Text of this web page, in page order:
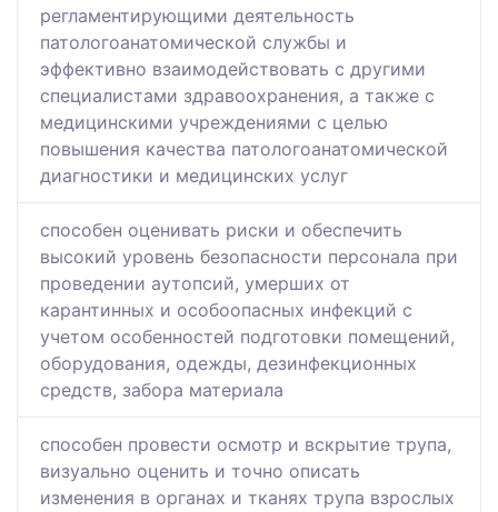
регламентирующими деятельность
патологоанатомической службы и
эффективно взаимодействовать с другими
специалистами здравоохранения, а также с
медицинскими учреждениями с целью
повышения качества патологоанатомической
диагностики и медицинских услуг
способен оценивать риски и обеспечить
высокий уровень безопасности персонала при
проведении аутопсий, умерших от
карантинных и особоопасных инфекций с
учетом особенностей подготовки помещений,
оборудования, одежды, дезинфекционных
средств, забора материала
способен провести осмотр и вскрытие трупа,
визуально оценить и точно описать
изменения в органах и тканях трупа взрослых